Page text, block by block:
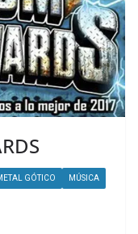
GÓTICO MÚSICA